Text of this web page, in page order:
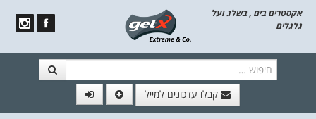
אקסטרים בים , בשלג ועל
גלגלים
קבלו עדכונים למייל